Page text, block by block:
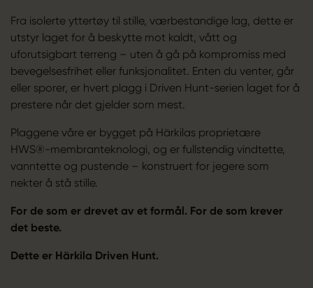
Fra isolerte yttertøy til stille, værbestandige lag, dette er
utstyr laget for å beskytte mot kaldt, vått og
uforutsigbart terreng – uten å gå på kompromiss med
bevegelsesfrihet eller funksjonalitet. Enten du venter, går
eller sporer, er hvert plagg i Driven Hunt-serien laget for å
prestere når det gjelder som mest.
Plaggene våre er bygget på Härkilas proprietære
HWS®-membranteknologi, og er fullstendig vindtette,
vanntette og pustende – konstruert for jegere som
nekter å stå stille.
For de som er drevet av et formål. For de som krever
det beste.
Dette er Härkila Driven Hunt.